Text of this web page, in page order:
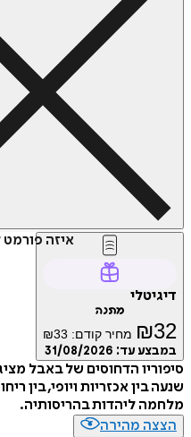
איזה
דיגיטלי
מתנה
₪32 מחיר קודם: ₪33
במבצע עד: 31/08/2026
סיפוריו הדחוסים של באבל
שנעה בין אכזריות ויופי, בין
מלחמה ליהדות בהריסותיה.
הצצה מהירה